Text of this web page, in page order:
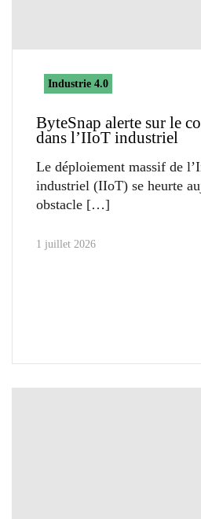
Industrie 4.0
ByteSnap alerte sur le
dans l’IIoT industriel
Le déploiement massif de
industriel (IIoT) se heurte
obstacle
1 juillet 2026